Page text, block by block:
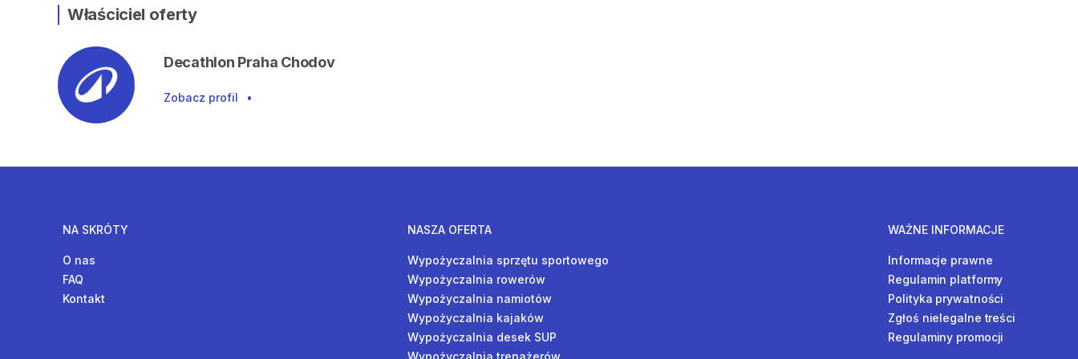
Właściciel oferty
Decathlon Praha Chodov
Zobacz profil •
NA SKRÓTY
O nas
FAQ
Kontakt
NASZA OFERTA
Wypożyczalnia sprzętu sportowego
Wypożyczalnia rowerów
Wypożyczalnia namiotów
Wypożyczalnia kajaków
Wypożyczalnia desek SUP
Wypożyczalnia trenażerów
WAŻNE INFORMACJE
Informacje prawne
Regulamin platformy
Polityka prywatności
Zgłoś nielegalne treści
Regulaminy promocji